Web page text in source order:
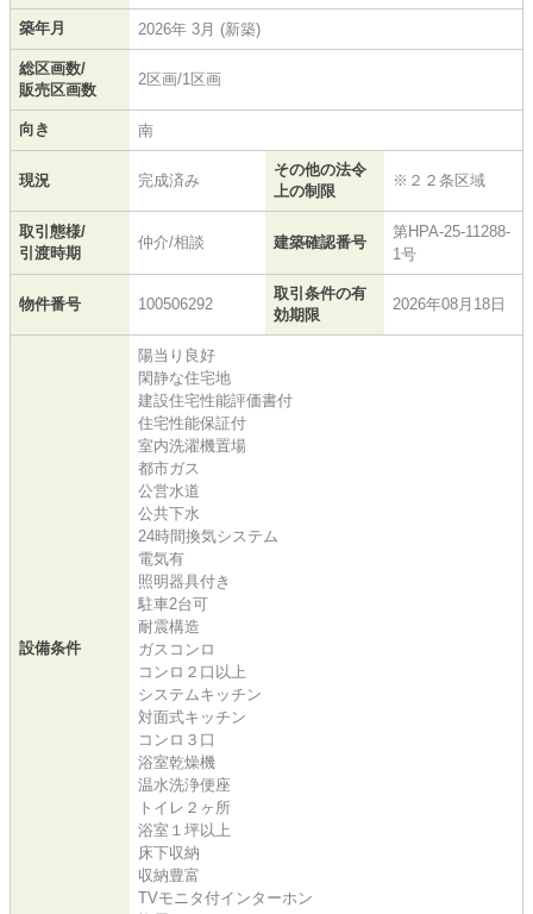
築年月 2026年 3月 (新築)
総区画数/
販売区画数
2区画/1区画
向き 南
現況 完成済み
その他の法令
上の制限
※２２条区域
取引態様/
引渡時期
仲介/相談 建築確認番号
第HPA-25-11288-
1号
物件番号 100506292
取引条件の有
効期限
2026年08月18日
設備条件
陽当り良好
閑静な住宅地
建設住宅性能評価書付
住宅性能保証付
室内洗濯機置場
都市ガス
公営水道
公共下水
24時間換気システム
電気有
照明器具付き
駐車2台可
耐震構造
ガスコンロ
コンロ２口以上
システムキッチン
対面式キッチン
コンロ３口
浴室乾燥機
温水洗浄便座
トイレ２ヶ所
浴室１坪以上
床下収納
収納豊富
TVモニタ付インターホン